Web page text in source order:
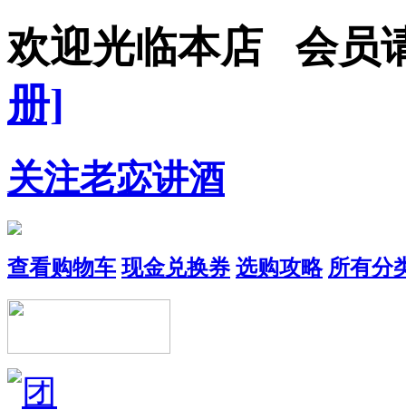
欢迎光临本店 会员
册]
关注老宓讲酒
查看购物车 现金兑换券 选购攻略 所有分